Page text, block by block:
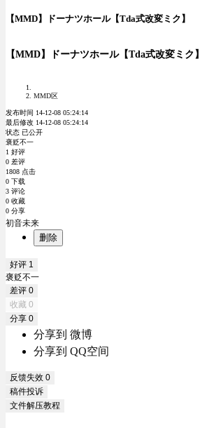
【MMD】ドーナツホール【Tda式改変ミク】
【MMD】ドーナツホール【Tda式改変ミク】
MMD区
发布时间 14-12-08 05:24:14
最后修改 14-12-08 05:24:14
状态 已公开
褒贬不一
1 好评
0 差评
1808 点击
0 下载
3 评论
0 收藏
0 分享
初音未来
删除
好评 1
褒贬不一
差评 0
收藏 0
分享 0
分享到 微博
分享到 QQ空间
反馈失效 0
稿件投诉
文件解压教程